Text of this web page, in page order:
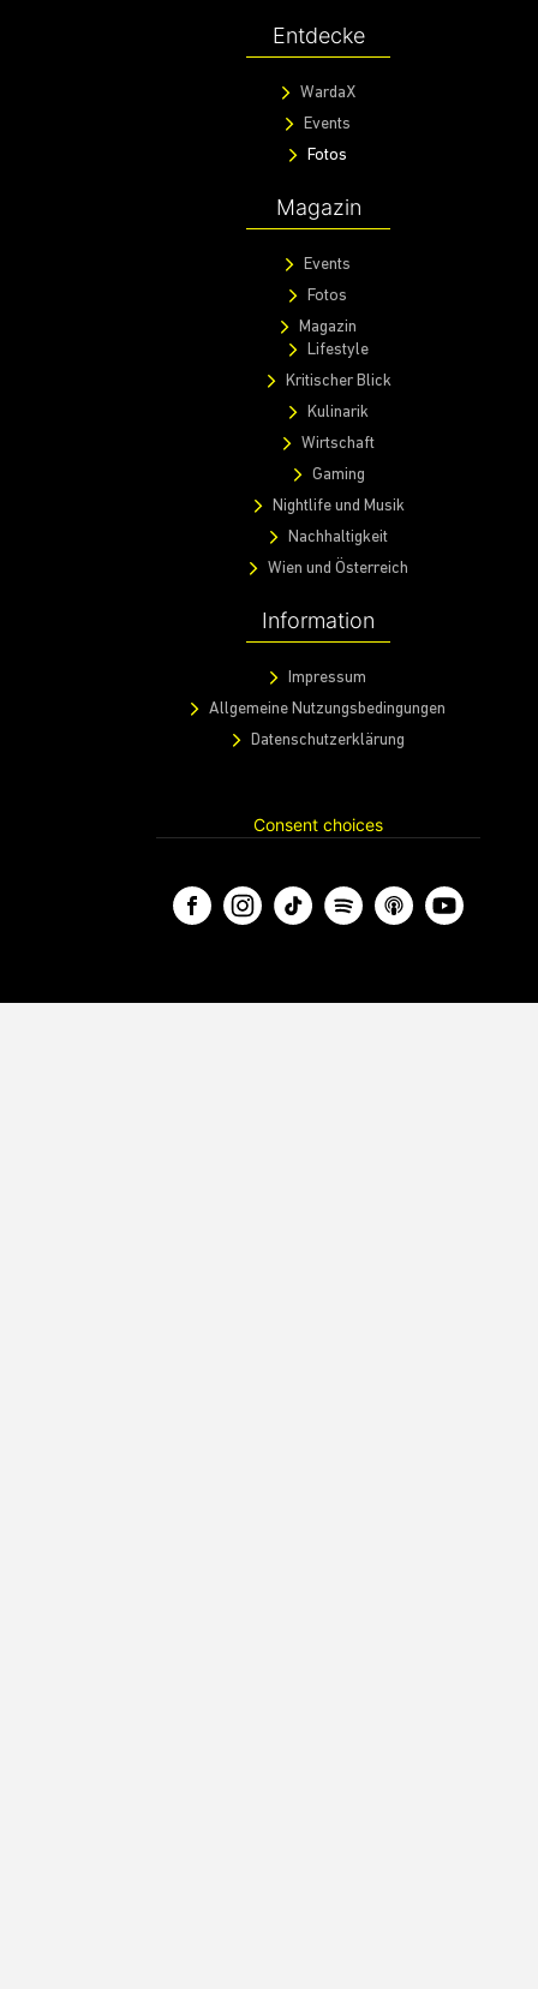
Entdecke
WardaX
Events
Fotos
Magazin
Events
Fotos
Magazin
Lifestyle
Kritischer Blick
Kulinarik
Wirtschaft
Gaming
Nightlife und Musik
Nachhaltigkeit
Wien und Österreich
Information
Impressum
Allgemeine Nutzungsbedingungen
Datenschutzerklärung
Consent choices